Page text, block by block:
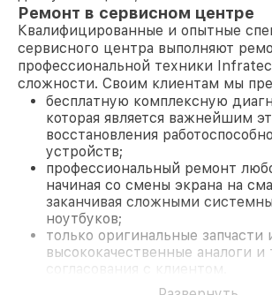
Ремонт в сервисном центре
Квалифицированные и опытные
сервисного центра выполняют
профессиональной техники
сложности. Своим клиентам мы
бесплатную комплексную
которая является важнейшим
восстановления
устройств;
профессиональный ремонт
начиная со смены экрана на
заканчивая сложными
ноутбуков;
только оригинальные запчасти
высококачественные аналоги и
согласования с клиентом.
На все работы и замененные